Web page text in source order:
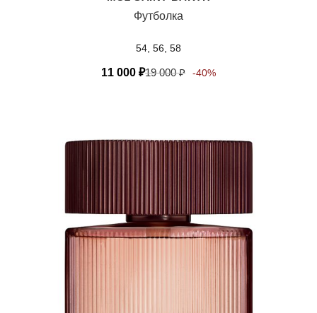
Футболка
54, 56, 58
11 000 ₽19 000₽ -40%